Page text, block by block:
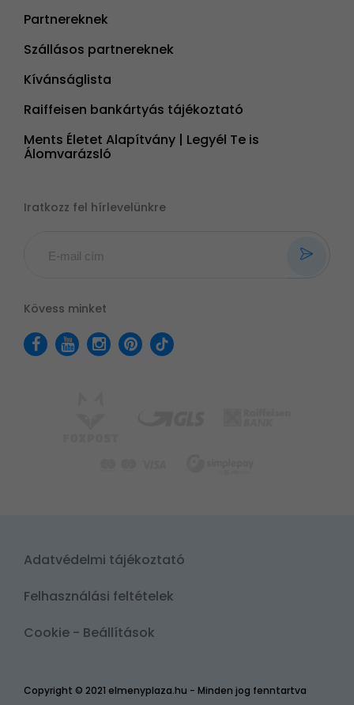
Partnereknek
Szállásos partnereknek
Kívánságlista
Raiffeisen bankártyás tájékoztató
Ments Életet Alapítvány | Legyél Te is
Álomvarázsló
Iratkozz fel hírlevelünkre
Kövess minket
Copyright © 2021 elmenyplaza.hu - Minden jog fenntartva
Adatvédelmi tájékoztató
Felhasználási feltételek
Cookie - Beállítások